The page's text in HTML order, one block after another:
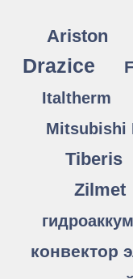
Ariston
Drazice
Italtherm
Mitsubishi
Tiberis
Zilmet
конвектор